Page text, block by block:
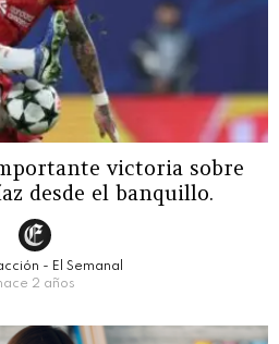
victoria sobre
desde el banquillo.
- El Semanal
2 años